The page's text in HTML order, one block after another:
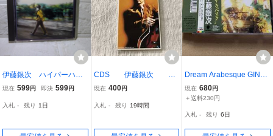
伊藤銀次 ハイパーハイ
パー
現在 599円 即決 599円
入札 - 残り 1日
CDS 伊藤銀次
『涙の理由を』 ARDJ
現在 400円
入札 - 残り 19時間
Dream Arabesque GINJI I
TO ドリーム・アラベス
ク/伊藤銀次 佐野元春 金
T32-5450 プロモ 見本 DI
GITAL RECORDING
現在 680円
＋送料230円
入札 - 残り 6日